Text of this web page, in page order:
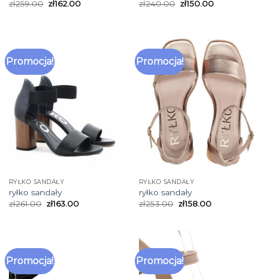
zł259.00 zł162.00
zł240.00 zł150.00
Promocja!
RYŁKO SANDAŁY
ryłko sandały
zł261.00 zł163.00
Promocja!
RYŁKO SANDAŁY
ryłko sandały
zł253.00 zł158.00
Promocja! Promocja!